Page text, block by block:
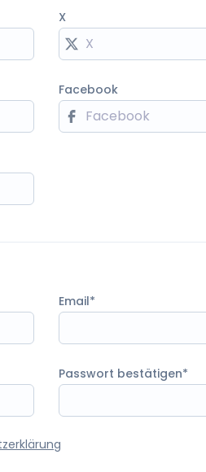
X
Facebook
Email
Passwort bestätigen